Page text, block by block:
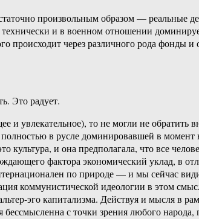
произвольным образом —
и в военном отношении
происходит через различного рода фонды
Это радует.
увлекательное), то не могли не обратить
в русле доминировавшей в момент
культура, и она предполагала, что все
фактора экономический уклад, в
по природе — и мы сейчас
коммунистической идеологии в этом
эго капитализма. Действуя и мысля в
с точки зрения любого